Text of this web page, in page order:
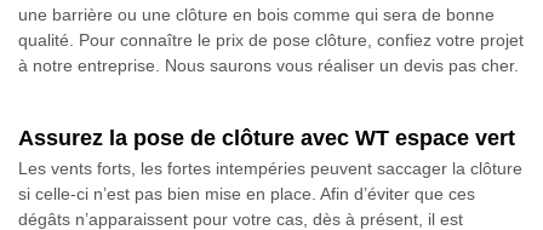
une barrière ou une clôture en bois comme qui sera de bonne
qualité. Pour connaître le prix de pose clôture, confiez votre projet
à notre entreprise. Nous saurons vous réaliser un devis pas cher.
Assurez la pose de clôture avec WT espace vert
Les vents forts, les fortes intempéries peuvent saccager la clôture
si celle-ci n’est pas bien mise en place. Afin d’éviter que ces
dégâts n’apparaissent pour votre cas, dès à présent, il est